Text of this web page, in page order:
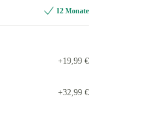
12 Monate
+19,99 €
+32,99 €